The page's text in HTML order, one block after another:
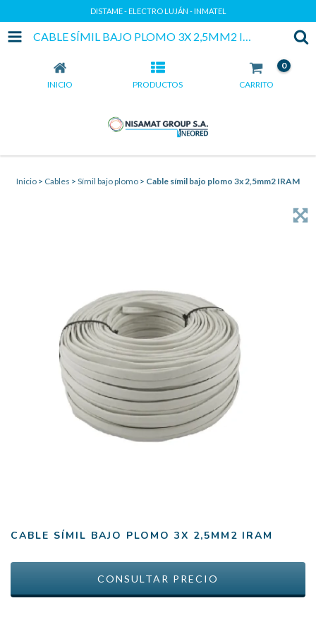
DISTAME - ELECTRO LUJÁN - INMATEL
CABLE SÍMIL BAJO PLOMO 3X 2,5MM2 IRAM
INICIO PRODUCTOS CARRITO
0
Inicio > Cables > Símil bajo plomo > Cable símil bajo plomo 3x 2,5mm2 IRAM
CABLE SÍMIL BAJO PLOMO 3X 2,5MM2 IRAM